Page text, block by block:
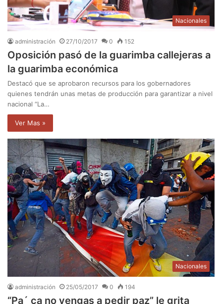
Nacionales
administración 27/10/2017 0 152
Oposición pasó de la guarimba callejeras a
la guarimba económica
Destacó que se aprobaron recursos para los gobernadores
quienes tendrán unas metas de producción para garantizar a nivel
nacional “La…
Ver Mas »
Nacionales
administración 25/05/2017 0 194
“Pa´ ca no vengas a pedir paz” le grita